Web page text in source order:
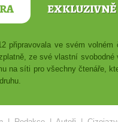
EXKLUZIVNĚ
připravovala ve svém volném
ze své vlastní
na síti pro všechny čtenáře,